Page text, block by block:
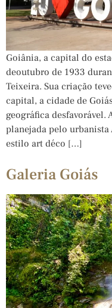
Goiânia, a capital do
deoutubro de 1933
Teixeira. Sua criação
capital, a cidade de
geográfica
planejada pelo
estilo art déco […]
Galeria Goiás